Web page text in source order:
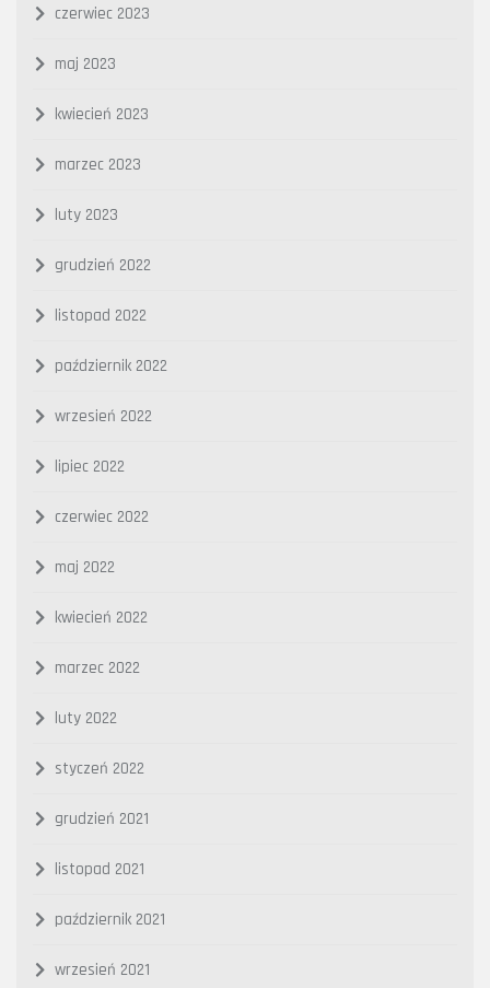
czerwiec 2023
maj 2023
kwiecień 2023
marzec 2023
luty 2023
grudzień 2022
listopad 2022
październik 2022
wrzesień 2022
lipiec 2022
czerwiec 2022
maj 2022
kwiecień 2022
marzec 2022
luty 2022
styczeń 2022
grudzień 2021
listopad 2021
październik 2021
wrzesień 2021